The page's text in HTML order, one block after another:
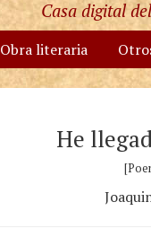
Casa digital
Obra literaria
He